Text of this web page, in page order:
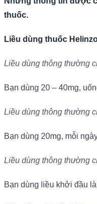
thuốc.
Liều dùng thuốc
Liều dùng thông thường
Bạn dùng 20 – 40mg,
Liều dùng thông thường
Bạn dùng 20mg, mỗi
Liều dùng thông thường
Bạn dùng liều khởi đầu